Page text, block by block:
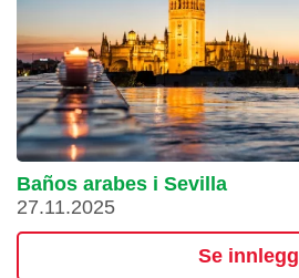
Baños arabes i Sevilla
27.11.2025
Se innlegg